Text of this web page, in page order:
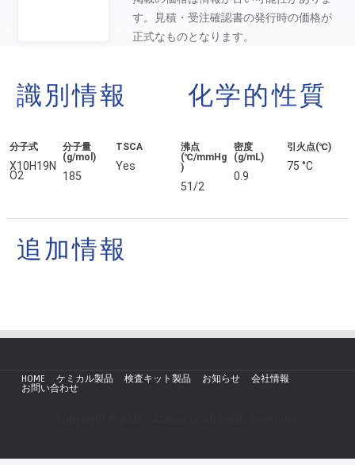
す。見積・受注確認書の発行時の価格が
正式なものとなります。
識別情報
分子式
X10H19N
O2
分子量
(g/mol)
185
TSCA
Yes
化学的性質
沸点
(℃/mmHg
)
51/2
密度
(g/mL)
0.9
引火点(℃)
75 °C
追加情報
HOME ケミカル製品 検査キット製品 お知らせ
会社情報
お問い合わせ